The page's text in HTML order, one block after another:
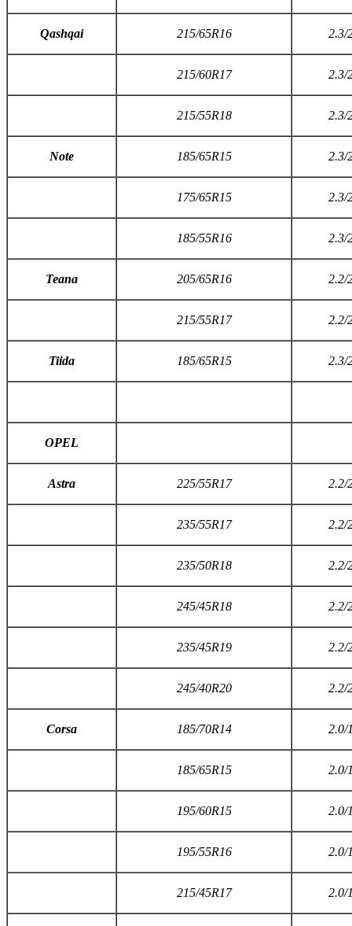
Qashqai 215/65R16 2.3/
215/60R17 2.3/
215/55R18 2.3/
Note 185/65R15 2.3/
175/65R15 2.3/
185/55R16 2.3/
Teana 205/65R16 2.2/
215/55R17 2.2/
Tiida 185/65R15 2.3/
OPEL
Astra 225/55R17 2.2/
235/55R17 2.2/
235/50R18 2.2/
245/45R18 2.2/
235/45R19 2.2/
245/40R20 2.2/
Corsa 185/70R14 2.0/
185/65R15 2.0/
195/60R15 2.0/
195/55R16 2.0/
215/45R17 2.0/